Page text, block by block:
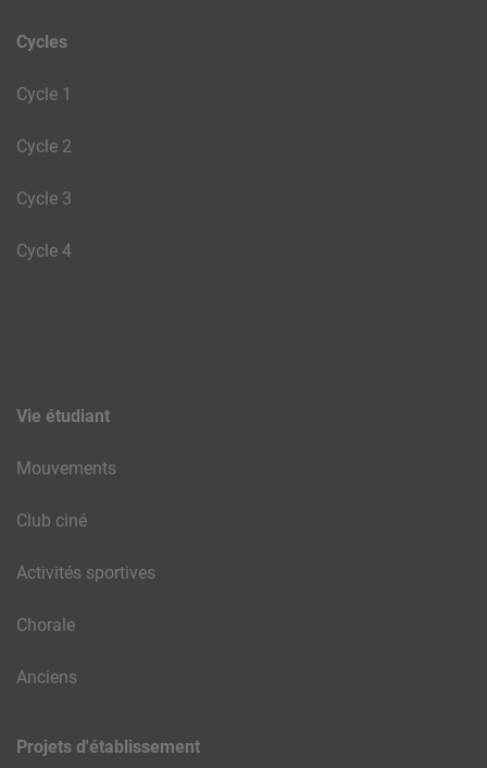
Cycles
Cycle 1
Cycle 2
Cycle 3
Cycle 4
Vie étudiant
Mouvements
Club ciné
Activités sportives
Chorale
Anciens
Projets d'établissement